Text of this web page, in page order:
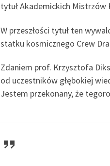
tytuł Akademickich Mistrzów
W przeszłości tytuł ten
statku kosmicznego Crew
Zdaniem prof. Krzysztofa
od uczestników głębokiej
Jestem przekonany, że